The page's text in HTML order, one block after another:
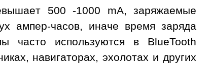
500 -1000 mA, заряжаемые
ампер-часов, иначе время заряда
часто используются в BlueTooth
навигаторах, эхолотах и других